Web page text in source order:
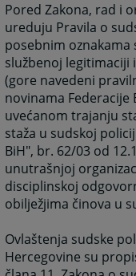
Pored Zakona, rad i
ureduju Pravila o
posebnim oznakama
službenoj legitimaciji
(gore navedeni
novinama Federacije
uvećanom trajanju
staža u sudskoj
BiH", br. 62/03 od
unutrašnjoj
disciplinskoj
obilježjima činova u
Ovlaštenja sudske
Hercegovine su